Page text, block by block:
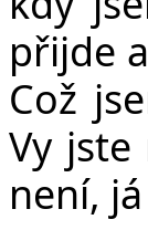
přijde
Což
Vy jste
není,